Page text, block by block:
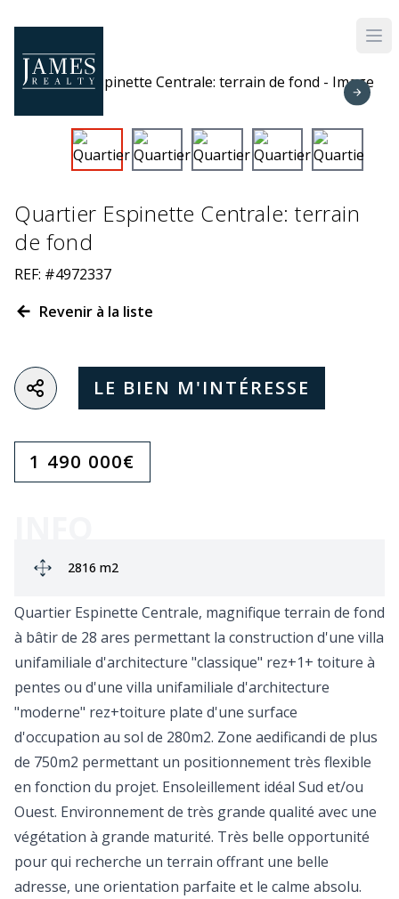
Quartier Espinette Centrale: terrain
de fond
REF: #4972337
Revenir à la liste
LE BIEN M'INTÉRESSE
1 490 000€
Ground area:
2816 m2
Quartier Espinette Centrale, magnifique terrain de fond
à bâtir de 28 ares permettant la construction d'une villa
unifamiliale d'architecture "classique" rez+1+ toiture à
pentes ou d'une villa unifamiliale d'architecture
"moderne" rez+toiture plate d'une surface
d'occupation au sol de 280m2. Zone aedificandi de plus
de 750m2 permettant un positionnement très flexible
en fonction du projet. Ensoleillement idéal Sud et/ou
Ouest. Environnement de très grande qualité avec une
végétation à grande maturité. Très belle opportunité
pour qui recherche un terrain offrant une belle
adresse, une orientation parfaite et le calme absolu.